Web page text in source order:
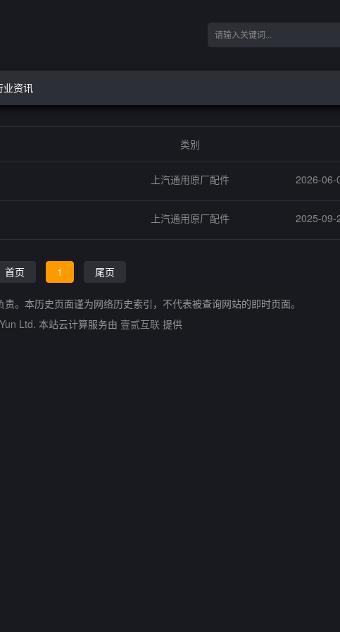
业资讯
类别
上汽通用原厂配件 2026-06-
上汽通用原厂配件 2025-09-
首页 1 尾页
。本历史页面谨为网络历史索引，不代表被查询网站的即时页面。
Ltd. 本站云计算服务由 壹贰互联 提供